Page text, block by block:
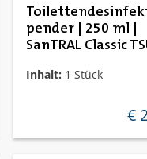
pender | 250 ml |
SanTRAL Classic
Inhalt: 1 Stück
€